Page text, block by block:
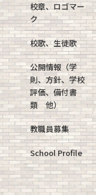
校章、ロゴマー
ク
校歌、生徒歌
公開情報（学
則、方針、学校
評価、備付書
類 他）
教職員募集
School Profile